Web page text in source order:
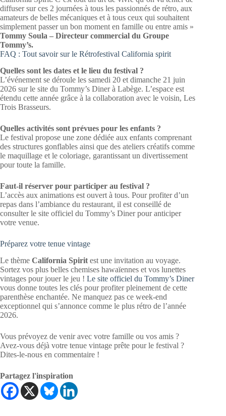
diffuser sur ces 2 journées à tous les passionnés de rétro, aux
amateurs de belles mécaniques et à tous ceux qui souhaitent
simplement passer un bon moment en famille ou entre amis »
Tommy Soula – Directeur commercial du Groupe
Tommy’s.
FAQ : Tout savoir sur le Rétrofestival California spirit
Quelles sont les dates et le lieu du festival ?
L’événement se déroule les samedi 20 et dimanche 21 juin
2026 sur le site du Tommy’s Diner à Labège. L’espace est
étendu cette année grâce à la collaboration avec le voisin, Les
Trois Brasseurs.
Quelles activités sont prévues pour les enfants ?
Le festival propose une zone dédiée aux enfants comprenant
des structures gonflables ainsi que des ateliers créatifs comme
le maquillage et le coloriage, garantissant un divertissement
pour toute la famille.
Faut-il réserver pour participer au festival ?
L’accès aux animations est ouvert à tous. Pour profiter d’un
repas dans l’ambiance du restaurant, il est conseillé de
consulter le site officiel du Tommy’s Diner pour anticiper
votre venue.
Préparez votre tenue vintage
Le thème California Spirit est une invitation au voyage.
Sortez vos plus belles chemises hawaïennes et vos lunettes
vintages pour jouer le jeu ! Le site officiel du Tommy’s Diner
vous donne toutes les clés pour profiter pleinement de cette
parenthèse enchantée. Ne manquez pas ce week-end
exceptionnel qui s’annonce comme le plus rétro de l’année
2026.
Vous prévoyez de venir avec votre famille ou vos amis ?
Avez-vous déjà votre tenue vintage prête pour le festival ?
Dites-le-nous en commentaire !
Partagez l'inspiration